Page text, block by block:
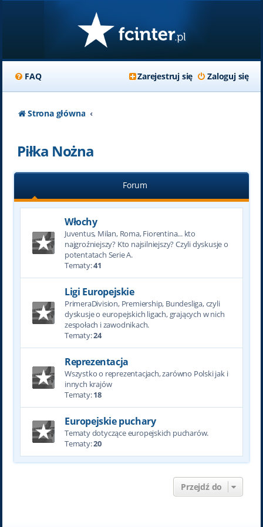
FAQ Zaloguj się
Zarejestruj się
Strona główna
Piłka Nożna
Forum
Włochy
Juventus, Milan, Roma, Fiorentina... kto
najgroźniejszy? Kto najsilniejszy? Czyli dyskusje o
potentatach Serie A.
Tematy:41
Ligi Europejskie
PrimeraDivision, Premiership, Bundesliga, czyli
dyskusje o europejskich ligach, grających w nich
zespołach i zawodnikach.
Tematy:24
Reprezentacja
Wszystko o reprezentacjach, zarówno Polski jak i
innych krajów
Tematy:18
Europejskie puchary
Tematy dotyczące europejskich pucharów.
Tematy:20
Przejdź do